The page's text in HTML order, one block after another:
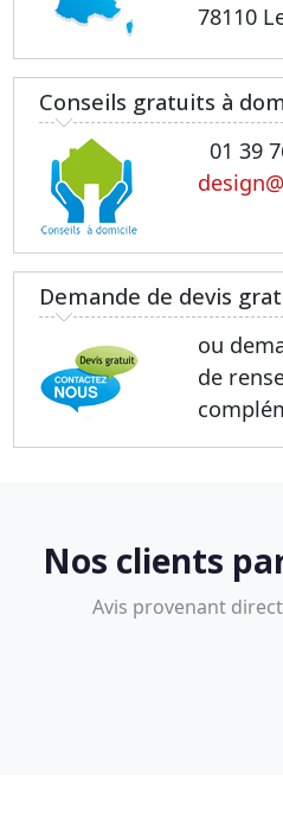
78110
Conseils gratuits à
01 39
Demande de devis
ou
de
Nos clients
Avis provenant